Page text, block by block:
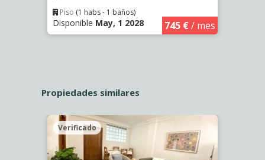
Piso (1 habs - 1 baños)
Disponible May, 1 2028 745 €/ mes
Propiedades similares
Verificado